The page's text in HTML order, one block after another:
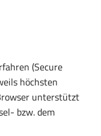
(Secure
höchsten
unterstützt
bzw. dem